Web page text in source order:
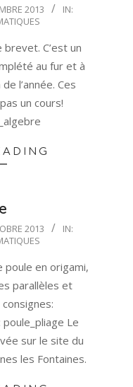
2013
IN:
C’est un
au fur et à
l’année. Ces
un cours!
2013
IN:
poule en origami,
parallèles et
Le
sur le site du
les Fontaines.